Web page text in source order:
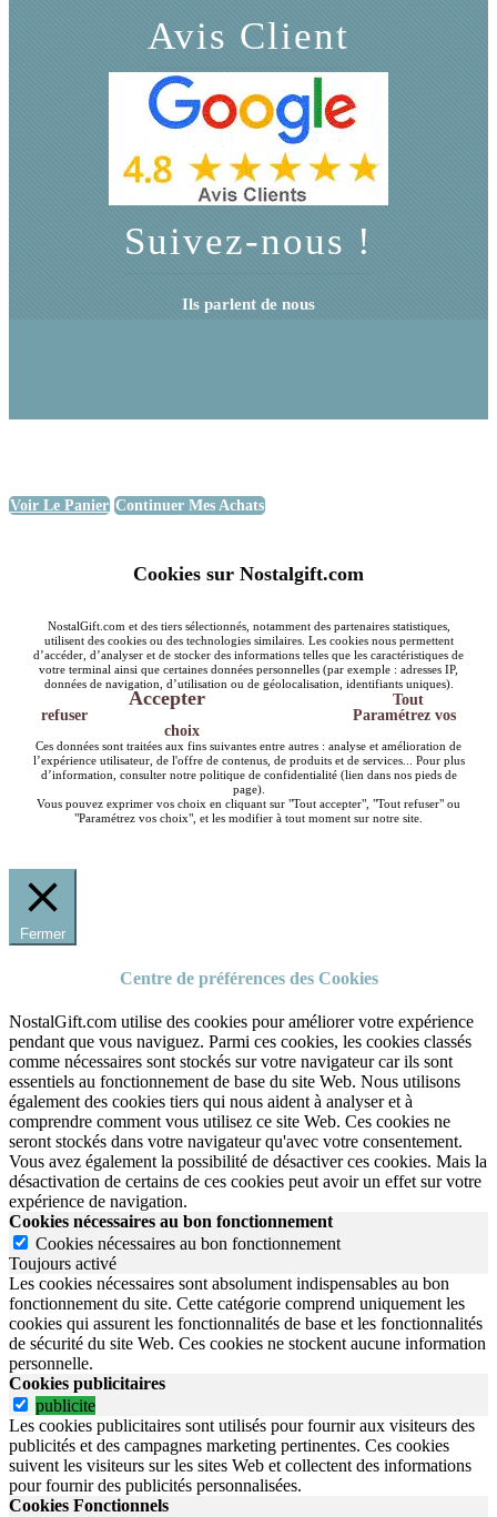
Avis Client
Suivez-nous !
Ils parlent de nous
Voir Le Panier Continuer Mes Achats
Cookies sur Nostalgift.com
NostalGift.com et des tiers sélectionnés, notamment des partenaires statistiques,
utilisent des cookies ou des technologies similaires. Les cookies nous permettent
d’accéder, d’analyser et de stocker des informations telles que les caractéristiques de
votre terminal ainsi que certaines données personnelles (par exemple : adresses IP,
données de navigation, d’utilisation ou de géolocalisation, identifiants uniques).
Accepter
Tout
refuser
Paramétrez vos
choix
Ces données sont traitées aux fins suivantes entre autres : analyse et amélioration de
l’expérience utilisateur, de l'offre de contenus, de produits et de services... Pour plus
d’information, consulter notre politique de confidentialité (lien dans nos pieds de
page).
Vous pouvez exprimer vos choix en cliquant sur "Tout accepter", "Tout refuser" ou
"Paramétrez vos choix", et les modifier à tout moment sur notre site.
Fermer
Centre de préférences des Cookies
NostalGift.com utilise des cookies pour améliorer votre expérience
pendant que vous naviguez. Parmi ces cookies, les cookies classés
comme nécessaires sont stockés sur votre navigateur car ils sont
essentiels au fonctionnement de base du site Web. Nous utilisons
également des cookies tiers qui nous aident à analyser et à
comprendre comment vous utilisez ce site Web. Ces cookies ne
seront stockés dans votre navigateur qu'avec votre consentement.
Vous avez également la possibilité de désactiver ces cookies. Mais la
désactivation de certains de ces cookies peut avoir un effet sur votre
expérience de navigation.
Cookies nécessaires au bon fonctionnement
Cookies nécessaires au bon fonctionnement
Toujours activé
Les cookies nécessaires sont absolument indispensables au bon
fonctionnement du site. Cette catégorie comprend uniquement les
cookies qui assurent les fonctionnalités de base et les fonctionnalités
de sécurité du site Web. Ces cookies ne stockent aucune information
personnelle.
Cookies publicitaires
publicite
Les cookies publicitaires sont utilisés pour fournir aux visiteurs des
publicités et des campagnes marketing pertinentes. Ces cookies
suivent les visiteurs sur les sites Web et collectent des informations
pour fournir des publicités personnalisées.
Cookies Fonctionnels